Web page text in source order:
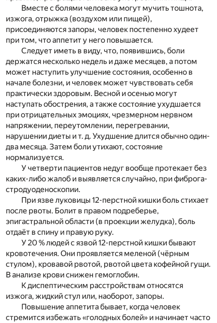
Вместе с болями человека могут мучить тошнота,
изжога, отрыжка (воздухом или пищей),
присоединяются запоры, человек постепенно худеет
при том, что аппетит у него повышается.
Следует иметь в виду, что, появившись, боли
держатся несколько недель и даже месяцев, а потом
может наступить улучшение состояния, особенно в
начале болезни, и человек может чувствовать себя
практически здоровым. Весной и осенью могут
наступать обострения, а также состояние ухудшается
при отрицательных эмоциях, чрезмерном нервном
напряжении, переутомлении, перегревании,
нарушении диеты и т. д. Ухудшение длится обычно один-
два месяца. Затем боли утихают, состояние
нормализуется.
У четверти пациентов недуг вообще протекает без
каких-либо жалоб и выявляется случайно, при фиброга-
стродуоденоскопии.
При язве луковицы 12-перстной кишки боль стихает
после рвоты. Болит в правом подреберье,
эпигастральной области (в проекции желудка), боль
отдаёт в спину и правую руку.
У 20 % людей с язвой 12-перстной кишки бывают
кровотечения. Они проявляется меленой (чёрным
стулом), кровавой рвотой, рвотой цвета кофейной гущи.
В анализе крови снижен гемоглобин.
К диспептическим расстройствам относятся
изжога, жидкий стул или, наоборот, запоры.
Повышение аппетита бывает, когда человек
стремится избежать «голодных болей» и начинает часто